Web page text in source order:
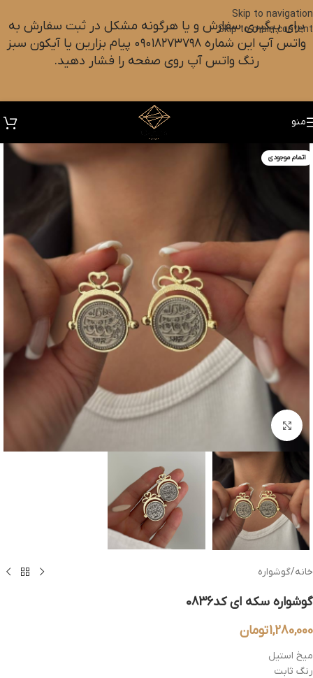
Skip to navigation
Skip to main content
برای پیگیری سفارش و یا هرگونه مشکل در ثبت سفارش به
واتس آپ این شماره ۰۹۰۱۸۲۷۳۷۹۸ پیام بزارین یا آیکون سبز
رنگ واتس آپ روی صفحه را فشار دهید.
منو
اتمام موجودی
بزرگنمایی تصویر
خانه/گوشواره
گوشواره سکه ای کد0836
1,280,000تومان
میخ استیل
رنگ ثابت